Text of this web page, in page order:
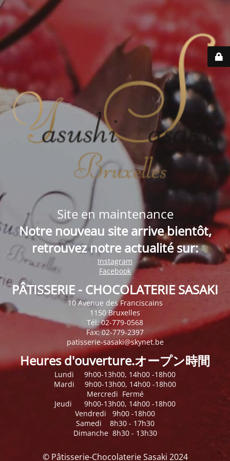
Site en maintenance
Notre nouveau site arrive bientôt,
retrouvez notre actualité sur:
Instagram
Facebook
PÂTISSERIE - CHOCOLATERIE SASAKI
10 Avenue des Franciscains
1150 Bruxelles
Tél: 02-779-0568
Fax: 02-779-2397
patisserie-sasaki@skynet.be
Heures d'ouverture.オープン時間
Lundi 9h00-13h00, 14h00 -18h00
Mardi 9h00-13h00, 14h00 -18h00
Mercredi Fermé
Jeudi 9h00-13h00, 14h00 -18h00
Vendredi 9h00 -18h00
Samedi 8h30 - 17h30
Dimanche 8h30 - 13h30
© Pâtisserie-Chocolaterie Sasaki 2024